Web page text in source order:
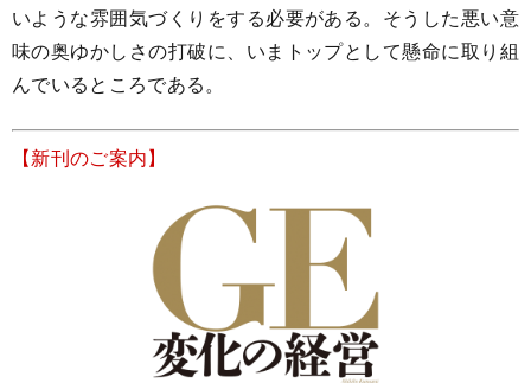
いような雰囲気づくりをする必要がある。そうした悪い意
味の奥ゆかしさの打破に、いまトップとして懸命に取り組
んでいるところである。
【新刊のご案内】